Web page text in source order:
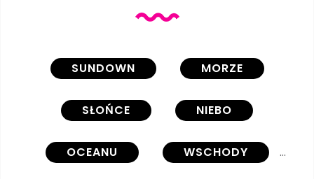
SUNDOWN MORZE
SŁOŃCE NIEBO
OCEANU WSCHODY